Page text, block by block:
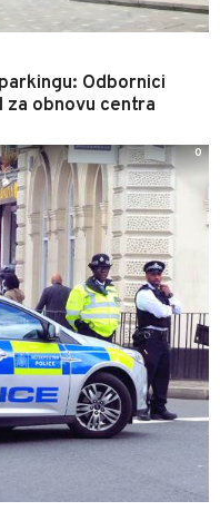
Odbornici
za obnovu centra
0